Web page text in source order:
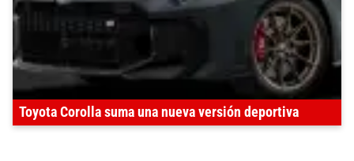
Toyota Corolla suma una nueva versión deportiva